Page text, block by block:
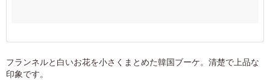
フランネルと白いお花を小さくまとめた韓国ブーケ。清楚で上品な
印象です。